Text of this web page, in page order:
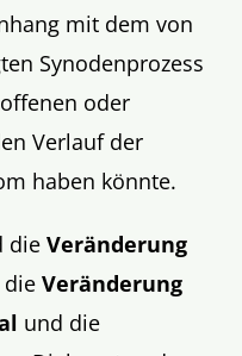
mit dem von
Synodenprozess
oder
Verlauf der
haben könnte.
die Veränderung
die Veränderung
und die